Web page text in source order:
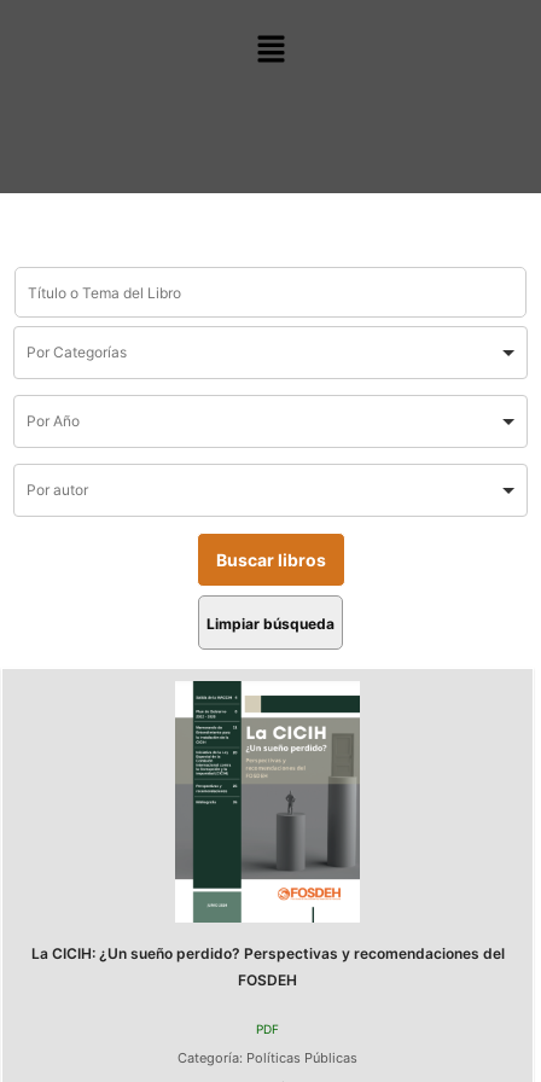
Limpiar búsqueda
La CICIH: ¿Un sueño perdido? Perspectivas y recomendaciones del
FOSDEH
PDF
Categoría: Políticas Públicas